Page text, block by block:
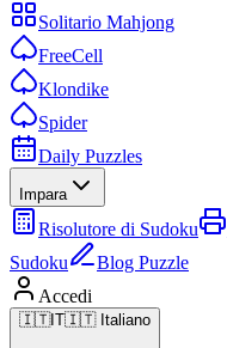
Solitario Mahjong
FreeCell
Klondike
Spider
Daily Puzzles
Impara
Risolutore di Sudoku
Sudoku
Blog Puzzle
Accedi
🇮🇹IT🇮🇹 Italiano